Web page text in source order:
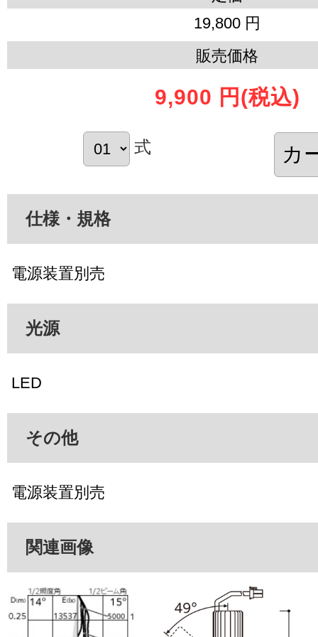
19,800 円
販売価格
9,900 円 (税込)
式
仕様・規格
電源装置別売
光源
LED
その他
電源装置別売
関連画像